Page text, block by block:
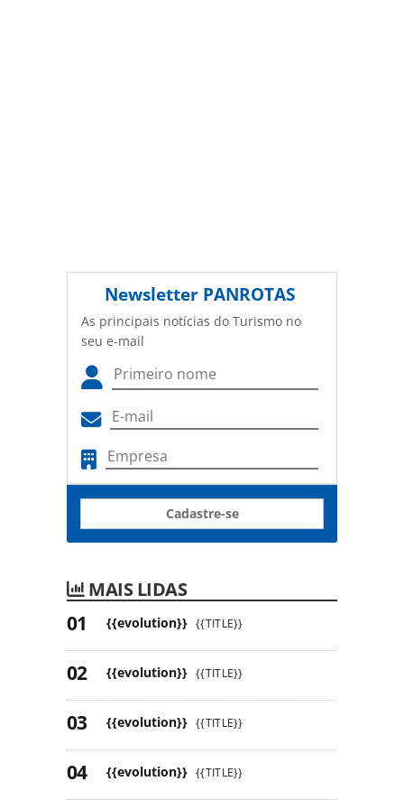
Newsletter PANROTAS
As principais notícias do Turismo no
seu e-mail
Cadastre-se
MAIS LIDAS
{{evolution}} {{TITLE}}
{{evolution}} {{TITLE}}
{{evolution}} {{TITLE}}
{{evolution}} {{TITLE}}